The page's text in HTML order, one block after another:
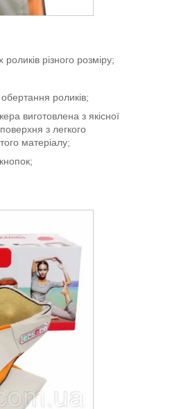
різного розміру;
роликів;
виготовлена з якісної
з легкого
матеріалу;